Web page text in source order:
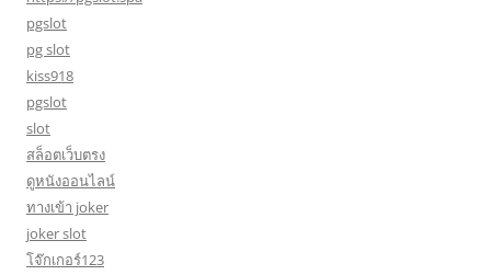
pgslot
pg slot
kiss918
pgslot
slot
สล็อตเว็บตรง
ดูหนังออนไลน์
ทางเข้า joker
joker slot
โจ๊กเกอร์123